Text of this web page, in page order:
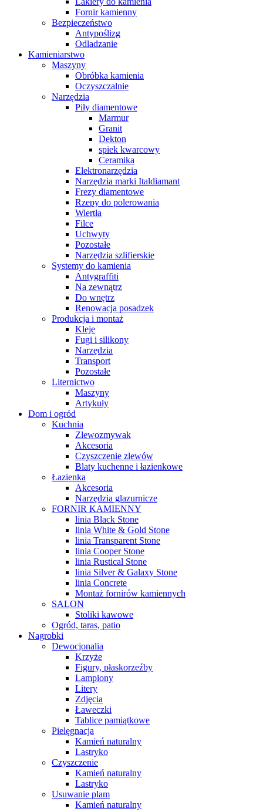
Fornir kamienny
Bezpieczeństwo
Antypoślizg
Odladzanie
Kamieniarstwo
Maszyny
Obróbka kamienia
Oczyszczalnie
Narzędzia
Piły diamentowe
Marmur
Granit
Dekton
spiek kwarcowy
Ceramika
Elektronarzędzia
Narzędzia marki Italdiamant
Frezy diamentowe
Rzepy do polerowania
Wiertła
Filce
Uchwyty
Pozostałe
Narzędzia szlifierskie
Systemy do kamienia
Antygraffiti
Na zewnątrz
Do wnętrz
Renowacja posadzek
Produkcja i montaż
Kleje
Fugi i silikony
Narzędzia
Transport
Pozostałe
Liternictwo
Maszyny
Artykuły
Dom i ogród
Kuchnia
Zlewozmywak
Akcesoria
Czyszczenie zlewów
Blaty kuchenne i łazienkowe
Łazienka
Akcesoria
Narzędzia glazurnicze
FORNIR KAMIENNY
linia Black Stone
linia White & Gold Stone
linia Transparent Stone
linia Cooper Stone
linia Rustical Stone
linia Silver & Galaxy Stone
linia Concrete
Montaż fornirów kamiennych
SALON
Stoliki kawowe
Ogród, taras, patio
Nagrobki
Dewocjonalia
Krzyże
Figury, płaskorzeźby
Lampiony
Litery
Zdjęcia
Ławeczki
Tablice pamiątkowe
Pielęgnacja
Kamień naturalny
Lastryko
Czyszczenie
Kamień naturalny
Lastryko
Usuwanie plam
Kamień naturalny